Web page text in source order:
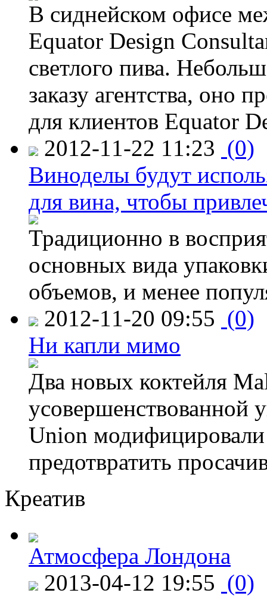
В сиднейском офисе
Equator Design
светлого пива.
заказу агентства, оно
для клиентов Equator
2012-11-22 11:23 (0)
Виноделы будут
для вина, чтобы
Традиционно в
основных вида
объемов, и менее
2012-11-20 09:55 (0)
Ни капли мимо
Два новых коктейля
усовершенствованной
Union модифицировали
предотвратить
Креатив
Атмосфера Лондона
2013-04-12 19:55 (0)